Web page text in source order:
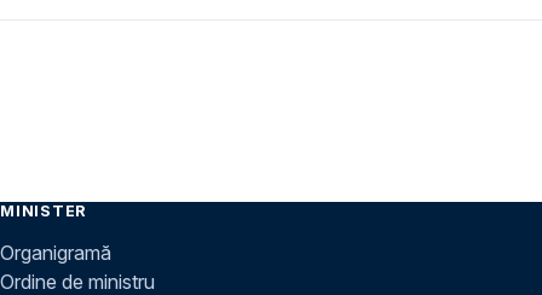
MINISTER
Organigramă
Ordine de ministru